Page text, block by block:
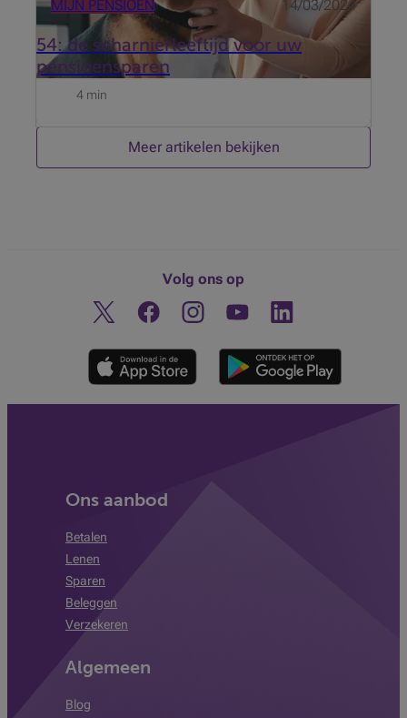
MIJN PENSIOEN 14/03/2024
54: de scharnierleeftijd voor uw
pensioensparen
4 min
Meer artikelen bekijken
Volg ons op
Twitter FacebookInstagramOntdek ons YouTube-kanaal
Linkedin
Ons aanbod
Betalen
Lenen
Sparen
Beleggen
Verzekeren
Algemeen
Blog